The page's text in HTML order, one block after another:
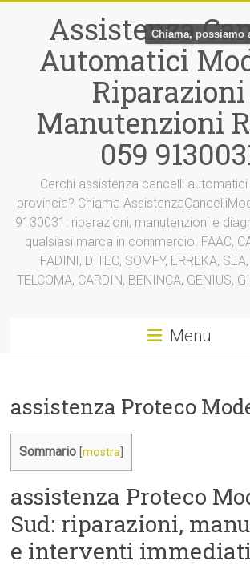
contenutoAssistenza
Automatici
Riparazioni
Manutenzioni
059
Cerchi assistenza cancelli
provincia? Chiama
9130031: riparazioni, manutenzioni e
qualsiasi marca in commercio. FAAC,
FADINI, DITEC, SOMFY, ERREKA,
TELCOMA, CARDIN, BENINCA, GENIUS,
Menu
assistenza Proteco
Sommario [mostra
assistenza Proteco
Sud: riparazioni,
e interventi
Chiama, possiamo